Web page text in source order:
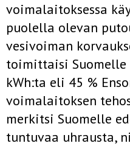
voimalaitoksessa
puolella olevan
vesivoiman
toimittaisi
kWh:ta eli 45 %
voimalaitoksen
merkitsi Suomelle
tuntuvaa uhrausta,